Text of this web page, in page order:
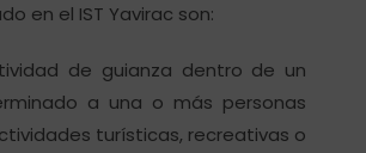
en el IST Yavirac son:
de guianza dentro de un
a una o más personas
turísticas, recreativas o